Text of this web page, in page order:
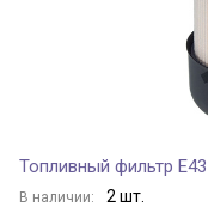
Топливный фильтр
В наличии: 2 шт.